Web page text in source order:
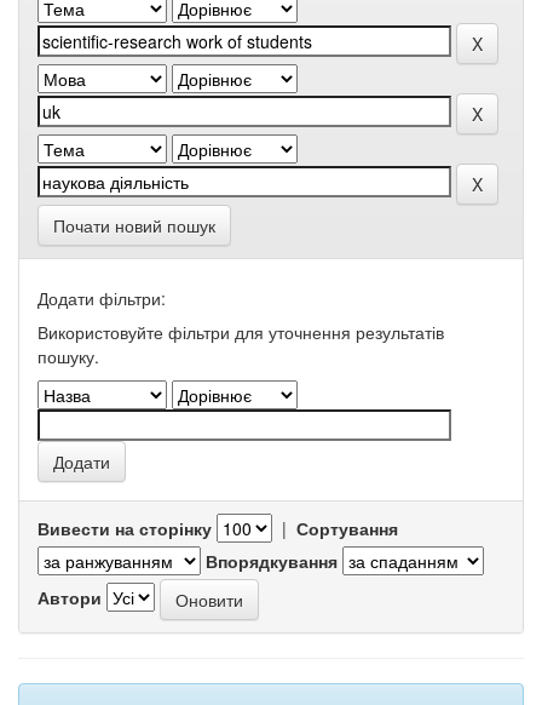
Почати новий пошук
Додати фільтри:
Використовуйте фільтри для уточнення результатів
пошуку.
Вивести на сторінку | Сортування
Впорядкування
Автори